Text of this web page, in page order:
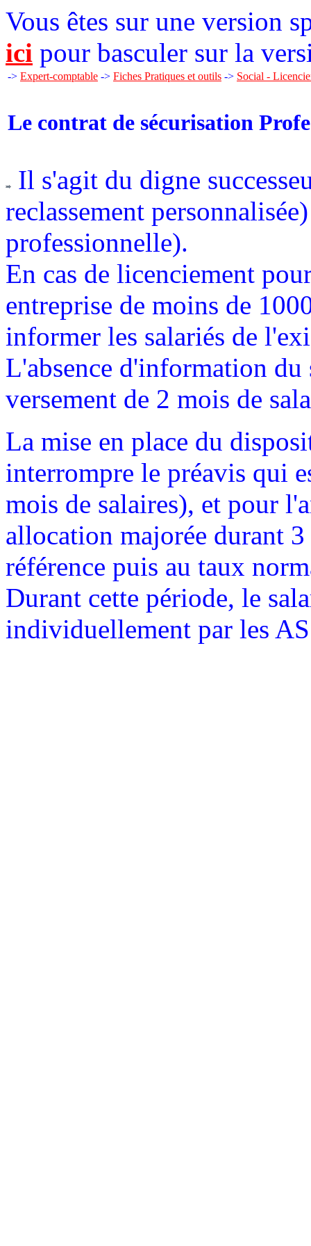
Vous êtes sur une version
ici pour basculer sur la
-> Expert-comptable -> Fiches Pratiques et outils -> Social -
Le contrat de sécurisation
Il s'agit du digne
reclassement
professionnelle).
En cas de licenciement
entreprise de moins de
informer les salariés de
L'absence d'information du
versement de 2 mois de
La mise en place du
interrompre le préavis qui
mois de salaires), et pour
allocation majorée durant
référence puis au taux
Durant cette période, le
individuellement par les